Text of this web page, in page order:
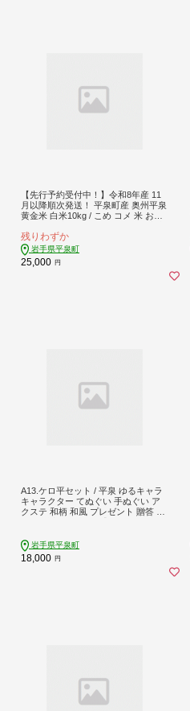
【先行予約受付中！】令和8年産 11
月以降順次発送！ 平泉町産 奥州平泉
黄金米 白米10kg / こめ コメ 米 お米
【aoki012A】
残りわずか
岩手県平泉町
25,000 円
A13.ケロ平セット / 平泉 ゆるキャラ
キャラクター てぬぐい 手ぬぐい ア
クステ 和柄 和風 プレゼント 贈答 贈
岩手県平泉町
18,000 円